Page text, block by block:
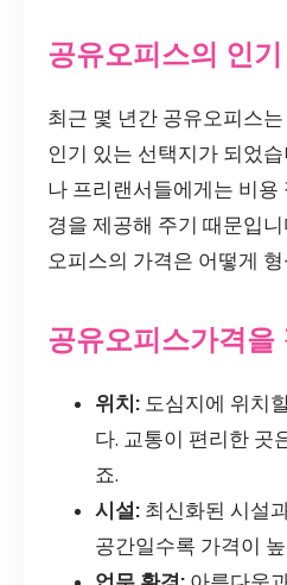
공유오피스의 인
최근 몇 년간 공유오피스
인기 있는 선택지가 되었
나 프리랜서들에게는 비용
경을 제공해 주기 때문입
오피스의 가격은 어떻게
공유오피스가격을
위치: 도심지에 위치
다. 교통이 편리한 곳
죠.
시설: 최신화된 시설
공간일수록 가격이